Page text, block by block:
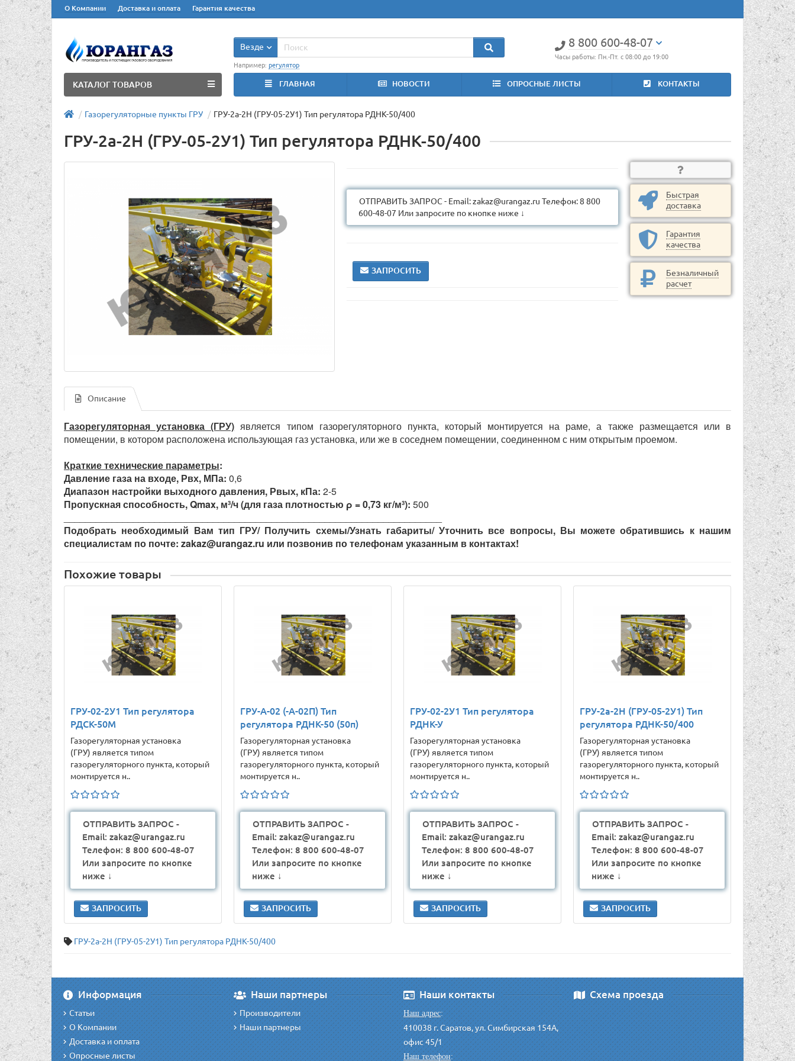
О Компании Доставка и оплата Гарантия качества
8 800 600-48-07
Часы работы: Пн.-Пт. с 08:00 до 19:00
Везде
Например: регулятор
ГЛАВНАЯ НОВОСТИ ОПРОСНЫЕ ЛИСТЫ КОНТАКТЫ
КАТАЛОГ ТОВАРОВ
Газорегуляторные пункты ГРУ ГРУ-2а-2Н (ГРУ-05-2У1) Тип регулятора РДНК-50/400
ГРУ-2а-2Н (ГРУ-05-2У1) Тип регулятора РДНК-50/400
ОТПРАВИТЬ ЗАПРОС - Email: zakaz@urangaz.ru Телефон: 8 800
600-48-07 Или запросите по кнопке ниже ↓
ЗАПРОСИТЬ
Быстрая
доставка
Гарантия
качества
Безналичный
расчет
Описание
Газорегуляторная установка (ГРУ) является типом газорегуляторного пункта, который монтируется на раме, а также размещается или в
помещении, в котором расположена использующая газ установка, или же в соседнем помещении, соединенном с ним открытым проемом.
Краткие технические параметры:
Давление газа на входе, Рвх, МПа: 0,6
Диапазон настройки выходного давления, Рвых, кПа: 2-5
Пропускная способность, Qmax, м³/ч (для газа плотностью ρ = 0,73 кг/м³): 500
Подобрать необходимый Вам тип ГРУ/ Получить схемы/Узнать габариты/ Уточнить все вопросы, Вы можете обратившись к нашим
специалистам по почте: zakaz@urangaz.ru или позвонив по телефонам указанным в контактах!
Похожие товары
ГРУ-02-2У1 Тип регулятора
РДСК-50М
Газорегуляторная установка
(ГРУ) является типом
газорегуляторного пункта, который
монтируется н..
ОТПРАВИТЬ ЗАПРОС -
Email: zakaz@urangaz.ru
Телефон: 8 800 600-48-07
Или запросите по кнопке
ниже ↓
ЗАПРОСИТЬ
ГРУ-А-02 (-А-02П) Тип
регулятора РДНК-50 (50п)
Газорегуляторная установка
(ГРУ) является типом
газорегуляторного пункта, который
монтируется н..
ОТПРАВИТЬ ЗАПРОС -
Email: zakaz@urangaz.ru
Телефон: 8 800 600-48-07
Или запросите по кнопке
ниже ↓
ЗАПРОСИТЬ
ГРУ-02-2У1 Тип регулятора
РДНК-У
Газорегуляторная установка
(ГРУ) является типом
газорегуляторного пункта, который
монтируется н..
ОТПРАВИТЬ ЗАПРОС -
Email: zakaz@urangaz.ru
Телефон: 8 800 600-48-07
Или запросите по кнопке
ниже ↓
ЗАПРОСИТЬ
ГРУ-2а-2Н (ГРУ-05-2У1) Тип
регулятора РДНК-50/400
Газорегуляторная установка
(ГРУ) является типом
газорегуляторного пункта, который
монтируется н..
ОТПРАВИТЬ ЗАПРОС -
Email: zakaz@urangaz.ru
Телефон: 8 800 600-48-07
Или запросите по кнопке
ниже ↓
ЗАПРОСИТЬ
ГРУ-2а-2Н (ГРУ-05-2У1) Тип регулятора РДНК-50/400
Информация
Статьи
О Компании
Доставка и оплата
Опросные листы
Наши партнеры
Производители
Наши партнеры
Наши контакты
Наш адрес:
410038 г. Саратов, ул. Симбирская 154А,
офис 45/1
Наш телефон:
Схема проезда